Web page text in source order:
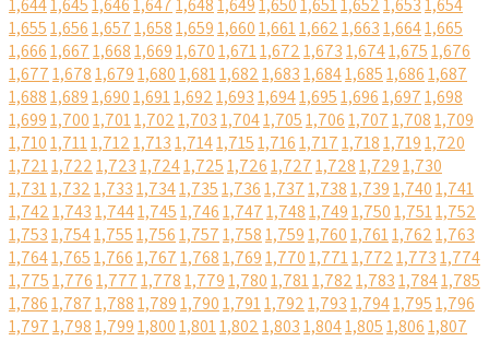
1,6441,6451,6461,6471,6481,6491,6501,6511,6521,6531,654
1,6551,6561,6571,6581,6591,6601,6611,6621,6631,6641,665
1,6661,6671,6681,6691,6701,6711,6721,6731,6741,6751,676
1,6771,6781,6791,6801,6811,6821,6831,6841,6851,6861,687
1,6881,6891,6901,6911,6921,6931,6941,6951,6961,6971,698
1,6991,7001,7011,7021,7031,7041,7051,7061,7071,7081,709
1,7101,7111,7121,7131,7141,7151,7161,7171,7181,7191,720
1,7211,7221,7231,7241,7251,7261,7271,7281,7291,730
1,7311,7321,7331,7341,7351,7361,7371,7381,7391,7401,741
1,7421,7431,7441,7451,7461,7471,7481,7491,7501,7511,752
1,7531,7541,7551,7561,7571,7581,7591,7601,7611,7621,763
1,7641,7651,7661,7671,7681,7691,7701,7711,7721,7731,774
1,7751,7761,7771,7781,7791,7801,7811,7821,7831,7841,785
1,7861,7871,7881,7891,7901,7911,7921,7931,7941,7951,796
1,7971,7981,7991,8001,8011,8021,8031,8041,8051,8061,807